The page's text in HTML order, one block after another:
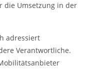
die Umsetzung in der
adressiert
Verantwortliche.